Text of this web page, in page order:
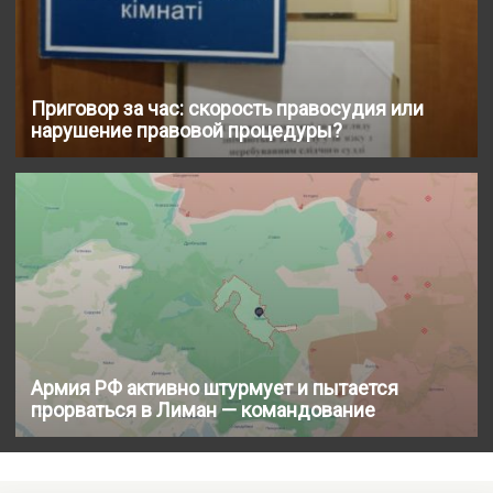
Приговор за час: скорость правосудия или
нарушение правовой процедуры?
Армия РФ активно штурмует и пытается
прорваться в Лиман — командование